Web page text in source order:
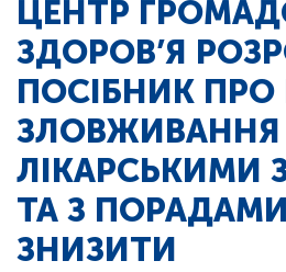
ЦЕНТР
ЗДОРОВ’Я
ПОСІБНИК ПРО
ЗЛОВЖИВАННЯ
ЛІКАРСЬКИМИ
ТА З
ЗНИЗИТИ